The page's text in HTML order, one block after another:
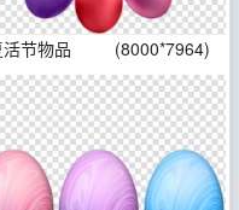
节物品 (8000*7964)